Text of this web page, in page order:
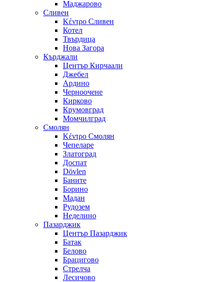
Маджарово
Сливен
Κέντρο Сливен
Котел
Твърдица
Нова Загора
Кърджали
Център Кирчаали
Джебел
Ардино
Черноочене
Кирково
Крумовград
Момчилград
Смолян
Κέντρο Смолян
Чепеларе
Златоград
Доспат
Dövlen
Баните
Борино
Мадан
Рудозем
Неделино
Пазарджик
Център Пазарджик
Батак
Белово
Брацигово
Стрелча
Лесичово